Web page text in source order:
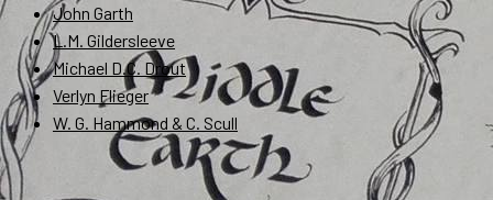
John Garth
L.M. Gildersleeve
Michael D.C. Drout
Verlyn Flieger
W. G. Hammond & C. Scull